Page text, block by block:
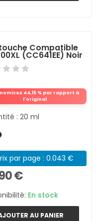
Compatible
(CC641EE) Noir
44,15 % par rapport à
l'original
: 20 ml
par page : 0.043 €
€
En stock
AU PANIER